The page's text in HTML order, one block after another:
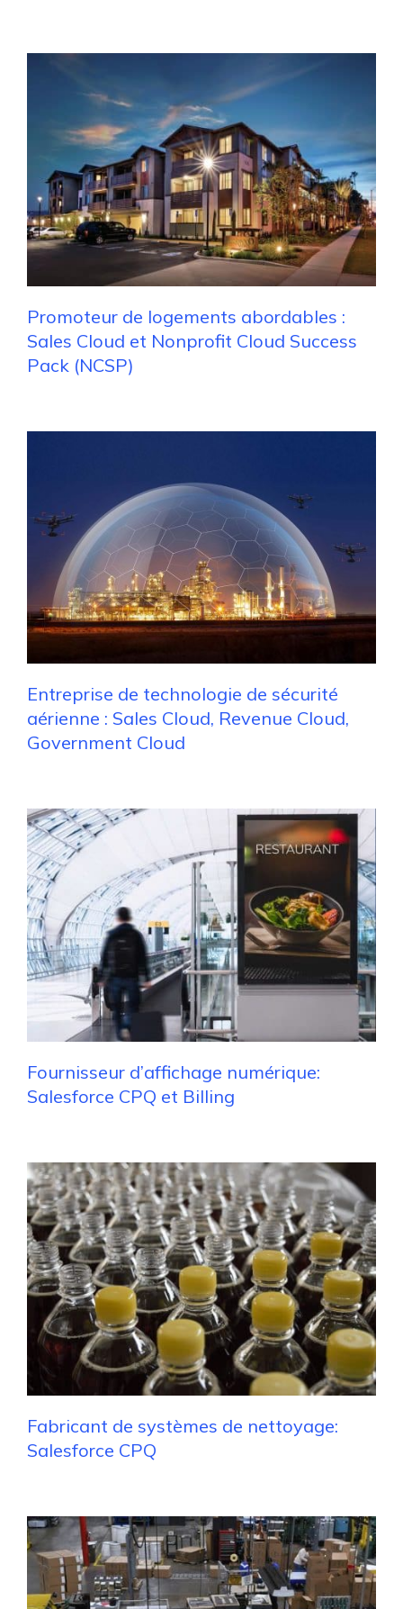
Promoteur de logements abordables :
Sales Cloud et Nonprofit Cloud Success
Pack (NCSP)
Entreprise de technologie de sécurité
aérienne : Sales Cloud, Revenue Cloud,
Government Cloud
Fournisseur d’affichage numérique:
Salesforce CPQ et Billing
Fabricant de systèmes de nettoyage:
Salesforce CPQ